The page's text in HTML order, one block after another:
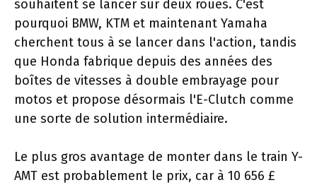
souhaitent se lancer sur deux roues. C'est
pourquoi BMW, KTM et maintenant Yamaha
cherchent tous à se lancer dans l'action, tandis
que Honda fabrique depuis des années des
boîtes de vitesses à double embrayage pour
motos et propose désormais l'E-Clutch comme
une sorte de solution intermédiaire.
Le plus gros avantage de monter dans le train Y-
AMT est probablement le prix, car à 10 656 £